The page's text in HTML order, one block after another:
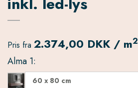
Pris fra 2.374,00 DKK / m2
Alma 1:
60 x 80 cm